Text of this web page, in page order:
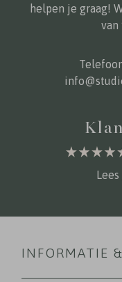
helpen je graag!
van
Lees
INFORMATIE